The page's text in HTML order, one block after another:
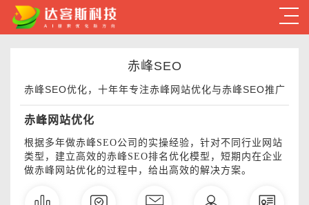
赤峰SEO
赤峰SEO优化，十年年专注赤峰网站优化与赤峰SEO推广
赤峰网站优化
根据多年做赤峰SEO公司的实操经验，针对不同行业网站
类型，建立高效的赤峰SEO排名优化模型，短期内在企业
做赤峰网站优化的过程中，给出高效的解决方案。